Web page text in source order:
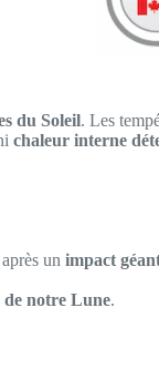
du Soleil. Les
chaleur interne
un impact
notre Lune.